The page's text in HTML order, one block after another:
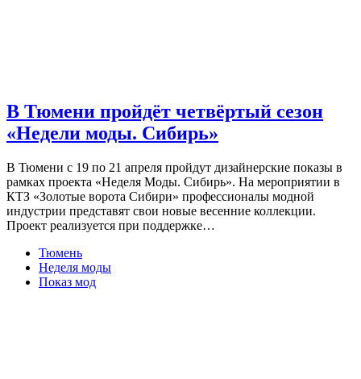
В Тюмени пройдёт четвёртый сезон
«Недели моды. Сибирь»
В Тюмени с 19 по 21 апреля пройдут дизайнерские показы в
рамках проекта «Неделя Моды. Сибирь». На мероприятии в
КТЗ «Золотые ворота Сибири» профессионалы модной
индустрии представят свои новые весенние коллекции.
Проект реализуется при поддержке…
Тюмень
Неделя моды
Показ мод